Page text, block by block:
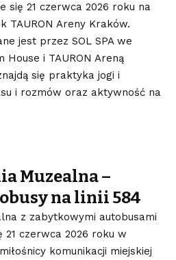
się 21 czerwca 2026 roku na
TAURON Areny Kraków.
jest przez SOL SPA we
i TAURON Areną
się praktyka jogi i
i rozmów oraz aktywność na
Muzealna –
na linii 584
z zabytkowymi autobusami
21 czerwca 2026 roku w
komunikacji miejskiej